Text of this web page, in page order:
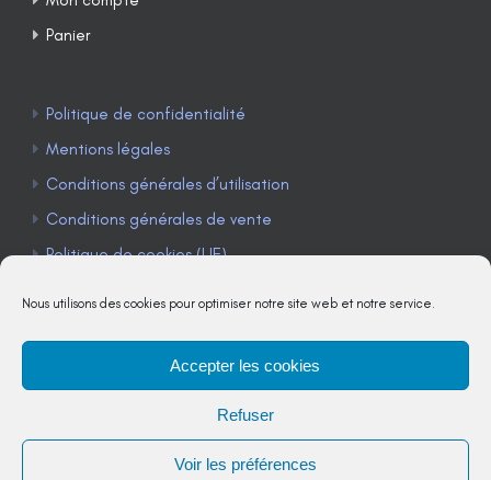
Nous utilisons des cookies pour optimiser notre site web et notre service.
Accepter les cookies
Refuser
Voir les préférences
Panier
Politique de confidentialité
Mentions légales
Conditions générales d’utilisation
Conditions générales de vente
Politique de cookies (UE)
TÉLÉPHONE : 04 90 85 22 98